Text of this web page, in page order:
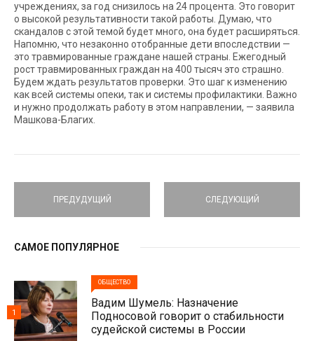
учреждениях, за год снизилось на 24 процента. Это говорит
о высокой результативности такой работы. Думаю, что
скандалов с этой темой будет много, она будет расширяться.
Напомню, что незаконно отобранные дети впоследствии —
это травмированные граждане нашей страны. Ежегодный
рост травмированных граждан на 400 тысяч это страшно.
Будем ждать результатов проверки. Это шаг к изменению
как всей системы опеки, так и системы профилактики. Важно
и нужно продолжать работу в этом направлении, — заявила
Машкова-Благих.
ПРЕДУДУЩИЙ СЛЕДУЮЩИЙ
САМОЕ ПОПУЛЯРНОЕ
ОБЩЕСТВО
Вадим Шумель: Назначение
Подносовой говорит о стабильности
судейской системы в России
1